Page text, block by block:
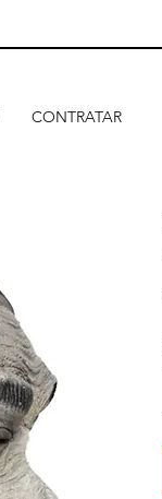
CONTRATAR